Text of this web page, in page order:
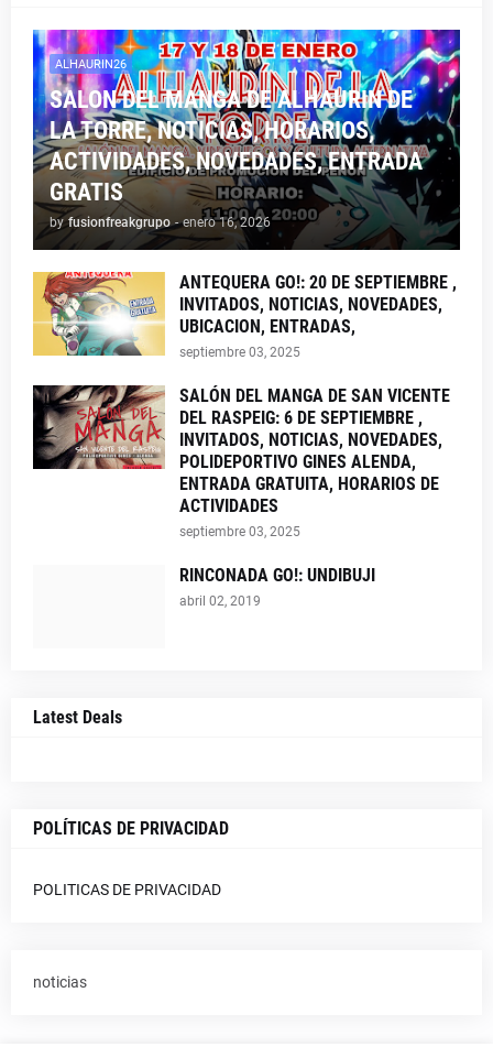
ALHAURIN26
SALON DEL MANGA DE ALHAURIN DE
LA TORRE, NOTICIAS, HORARIOS,
ACTIVIDADES, NOVEDADES, ENTRADA
GRATIS
by fusionfreakgrupo - enero 16, 2026
ANTEQUERA GO!: 20 DE SEPTIEMBRE ,
INVITADOS, NOTICIAS, NOVEDADES,
UBICACION, ENTRADAS,
septiembre 03, 2025
SALÓN DEL MANGA DE SAN VICENTE
DEL RASPEIG: 6 DE SEPTIEMBRE ,
INVITADOS, NOTICIAS, NOVEDADES,
POLIDEPORTIVO GINES ALENDA,
ENTRADA GRATUITA, HORARIOS DE
ACTIVIDADES
septiembre 03, 2025
RINCONADA GO!: UNDIBUJI
abril 02, 2019
Latest Deals
POLÍTICAS DE PRIVACIDAD
POLITICAS DE PRIVACIDAD
noticias